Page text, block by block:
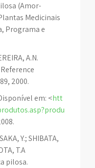
(Amor-
Medicinais
Programa e
A.N.
2000.
em: <htt
Y.; SHIBATA,
T.A
pilosa.